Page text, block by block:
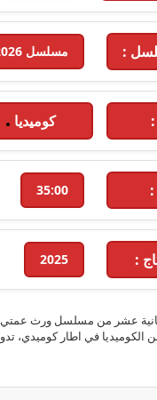
: مسلسل 2026 ورث عمتي - 2026 - الحلقة 12
: كوميديا
:
35:00
:
2025
في اطار كوميدي،